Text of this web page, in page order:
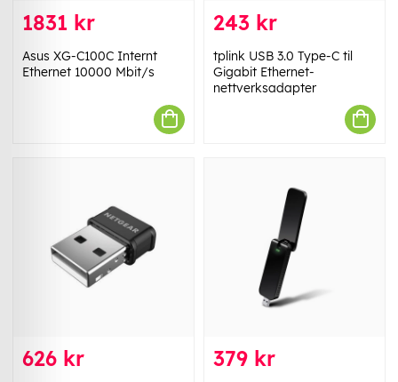
1831 kr
Asus XG-C100C Internt
Ethernet 10000 Mbit/s
243 kr
tplink USB 3.0 Type-C til
Gigabit Ethernet-
nettverksadapter
626 kr 379 kr